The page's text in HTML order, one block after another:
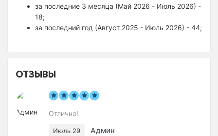
за последние 3 месяца (Май 2026 - Июль 2026) -
18;
за последний год (Август 2025 - Июль 2026) - 44;
ОТЗЫВЫ
Отлично!
Июль 29 Админ